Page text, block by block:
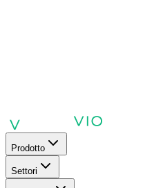
Prodotto
Settori